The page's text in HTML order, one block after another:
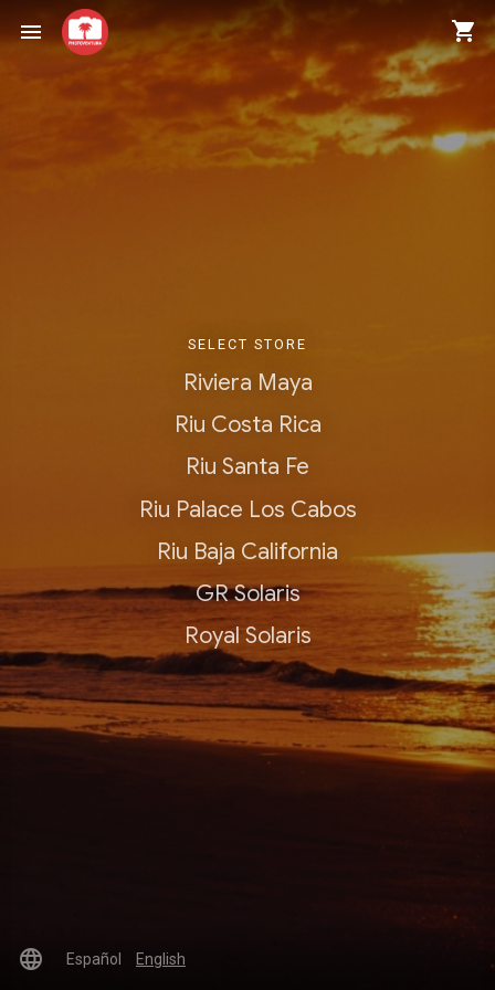
menu shopping_cart
SELECT STORE
Riviera Maya
Riu Costa Rica
Riu Santa Fe
Riu Palace Los Cabos
Riu Baja California
GR Solaris
Royal Solaris
language Español English